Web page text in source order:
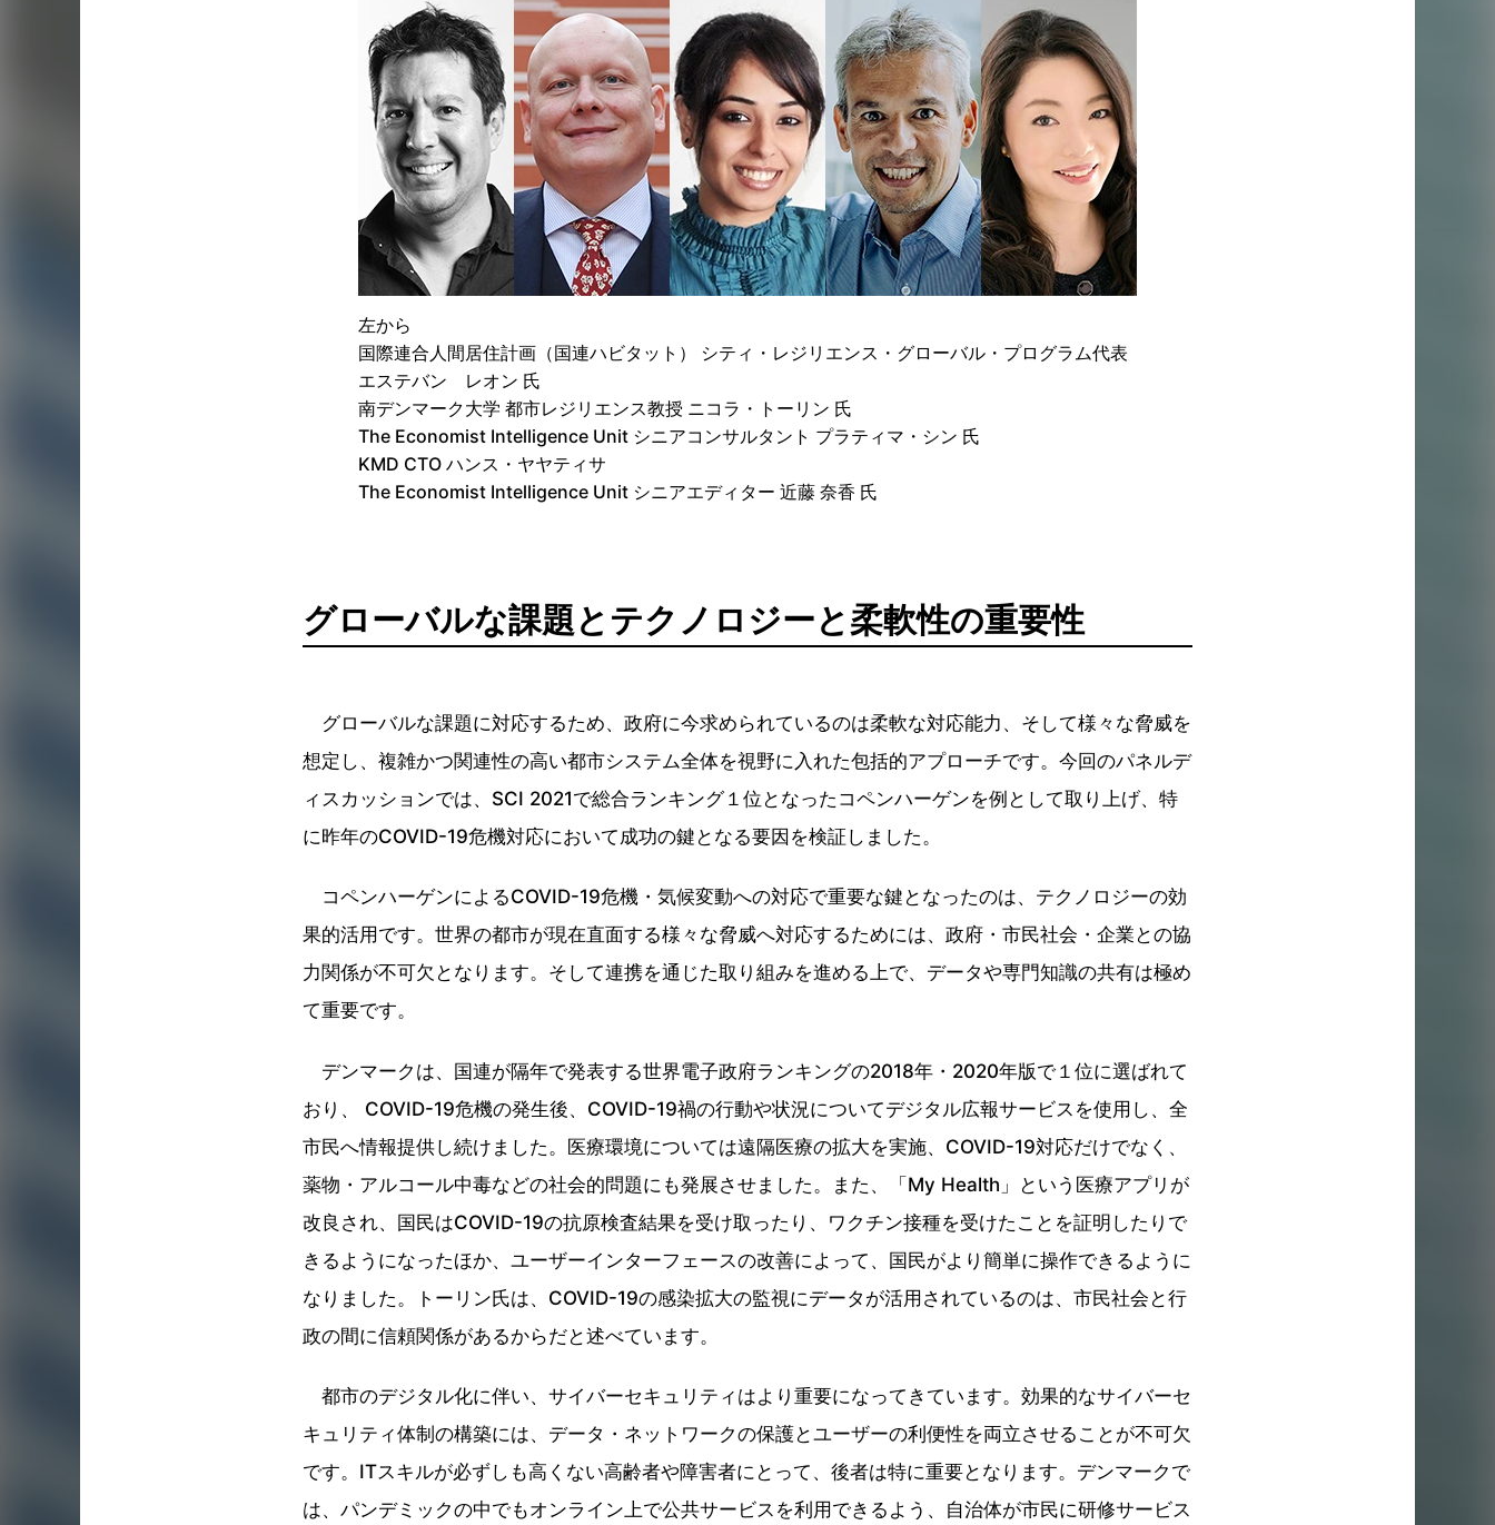
左から
国際連合人間居住計画（国連ハビタット） シティ・レジリエンス・グローバル・プログラム代表
エステバン レオン 氏
南デンマーク大学 都市レジリエンス教授 ニコラ・トーリン 氏
The Economist Intelligence Unit シニアコンサルタント プラティマ・シン 氏
KMD CTO ハンス・ヤヤティサ
The Economist Intelligence Unit シニアエディター 近藤 奈香 氏
グローバルな課題とテクノロジーと柔軟性の重要性
グローバルな課題に対応するため、政府に今求められているのは柔軟な対応能力、そして様々な脅威を
想定し、複雑かつ関連性の高い都市システム全体を視野に入れた包括的アプローチです。今回のパネルデ
ィスカッションでは、SCI 2021で総合ランキング１位となったコペンハーゲンを例として取り上げ、特
に昨年のCOVID-19危機対応において成功の鍵となる要因を検証しました。
コペンハーゲンによるCOVID-19危機・気候変動への対応で重要な鍵となったのは、テクノロジーの効
果的活用です。世界の都市が現在直面する様々な脅威へ対応するためには、政府・市民社会・企業との協
力関係が不可欠となります。そして連携を通じた取り組みを進める上で、データや専門知識の共有は極め
て重要です。
デンマークは、国連が隔年で発表する世界電子政府ランキングの2018年・2020年版で１位に選ばれて
おり、 COVID-19危機の発生後、COVID-19禍の行動や状況についてデジタル広報サービスを使用し、全
市民へ情報提供し続けました。医療環境については遠隔医療の拡大を実施、COVID-19対応だけでなく、
薬物・アルコール中毒などの社会的問題にも発展させました。また、「My Health」という医療アプリが
改良され、国民はCOVID-19の抗原検査結果を受け取ったり、ワクチン接種を受けたことを証明したりで
きるようになったほか、ユーザーインターフェースの改善によって、国民がより簡単に操作できるように
なりました。トーリン氏は、COVID-19の感染拡大の監視にデータが活用されているのは、市民社会と行
政の間に信頼関係があるからだと述べています。
都市のデジタル化に伴い、サイバーセキュリティはより重要になってきています。効果的なサイバーセ
キュリティ体制の構築には、データ・ネットワークの保護とユーザーの利便性を両立させることが不可欠
です。ITスキルが必ずしも高くない高齢者や障害者にとって、後者は特に重要となります。デンマークで
は、パンデミックの中でもオンライン上で公共サービスを利用できるよう、自治体が市民に研修サービス